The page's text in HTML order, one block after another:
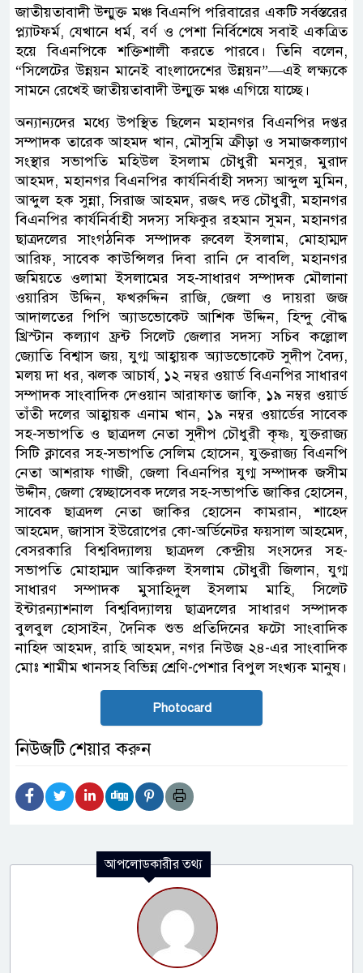
জাতীয়তাবাদী উন্মুক্ত মঞ্চ বিএনপি পরিবারের একটি সর্বস্তরের
প্ল্যাটফর্ম, যেখানে ধর্ম, বর্ণ ও পেশা নির্বিশেষে সবাই একত্রিত
হয়ে বিএনপিকে শক্তিশালী করতে পারবে। তিনি বলেন,
“সিলেটের উন্নয়ন মানেই বাংলাদেশের উন্নয়ন”—এই লক্ষ্যকে
সামনে রেখেই জাতীয়তাবাদী উন্মুক্ত মঞ্চ এগিয়ে যাচ্ছে।
অন্যান্যদের মধ্যে উপস্থিত ছিলেন মহানগর বিএনপির দপ্তর
সম্পাদক তারেক আহমদ খান, মৌসুমি ক্রীড়া ও সমাজকল্যাণ
সংস্থার সভাপতি মহিউল ইসলাম চৌধুরী মনসুর, মুরাদ
আহমদ, মহানগর বিএনপির কার্যনির্বাহী সদস্য আব্দুল মুমিন,
আব্দুল হক সুন্না, সিরাজ আহমদ, রজৎ দত্ত চৌধুরী, মহানগর
বিএনপির কার্যনির্বাহী সদস্য সফিকুর রহমান সুমন, মহানগর
ছাত্রদলের সাংগঠনিক সম্পাদক রুবেল ইসলাম, মোহাম্মদ
আরিফ, সাবেক কাউন্সিলর দিবা রানি দে বাবলি, মহানগর
জমিয়তে ওলামা ইসলামের সহ-সাধারণ সম্পাদক মৌলানা
ওয়ারিস উদ্দিন, ফখরুদ্দিন রাজি, জেলা ও দায়রা জজ
আদালতের পিপি অ্যাডভোকেট আশিক উদ্দিন, হিন্দু বৌদ্ধ
খ্রিস্টান কল্যাণ ফ্রন্ট সিলেট জেলার সদস্য সচিব কল্লোল
জ্যোতি বিশ্বাস জয়, যুগ্ম আহ্বায়ক অ্যাডভোকেট সুদীপ বৈদ্য,
মলয় দা ধর, ঝলক আচার্য, ১২ নম্বর ওয়ার্ড বিএনপির সাধারণ
সম্পাদক সাংবাদিক দেওয়ান আরাফাত জাকি, ১৯ নম্বর ওয়ার্ড
তাঁতী দলের আহ্বায়ক এনাম খান, ১৯ নম্বর ওয়ার্ডের সাবেক
সহ-সভাপতি ও ছাত্রদল নেতা সুদীপ চৌধুরী কৃষ্ণ, যুক্তরাজ্য
সিটি ক্লাবের সহ-সভাপতি সেলিম হোসেন, যুক্তরাজ্য বিএনপি
নেতা আশরাফ গাজী, জেলা বিএনপির যুগ্ম সম্পাদক জসীম
উদ্দীন, জেলা স্বেচ্ছাসেবক দলের সহ-সভাপতি জাকির হোসেন,
সাবেক ছাত্রদল নেতা জাকির হোসেন কামরান, শাহেদ
আহমেদ, জাসাস ইউরোপের কো-অর্ডিনেটর ফয়সাল আহমেদ,
বেসরকারি বিশ্ববিদ্যালয় ছাত্রদল কেন্দ্রীয় সংসদের সহ-
সভাপতি মোহাম্মদ আকিরুল ইসলাম চৌধুরী জিলান, যুগ্ম
সাধারণ সম্পাদক মুসাহিদুল ইসলাম মাহি, সিলেট
ইন্টারন্যাশনাল বিশ্ববিদ্যালয় ছাত্রদলের সাধারণ সম্পাদক
বুলবুল হোসাইন, দৈনিক শুভ প্রতিদিনের ফটো সাংবাদিক
নাহিদ আহমদ, রাহি আহমদ, নগর নিউজ ২৪-এর সাংবাদিক
মোঃ শামীম খানসহ বিভিন্ন শ্রেণি-পেশার বিপুল সংখ্যক মানুষ।
Photocard
নিউজটি শেয়ার করুন
আপলোডকারীর তথ্য